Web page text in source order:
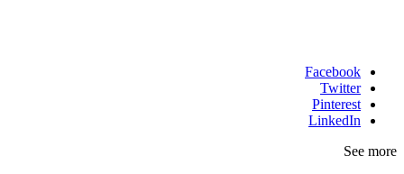
Facebook
Twitter
Pinterest
LinkedIn
See more